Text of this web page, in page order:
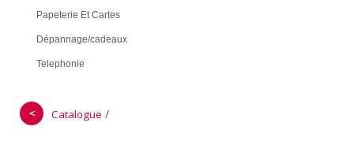
Papeterie Et Cartes
Dépannage/cadeaux
Telephonie
＜ Catalogue /